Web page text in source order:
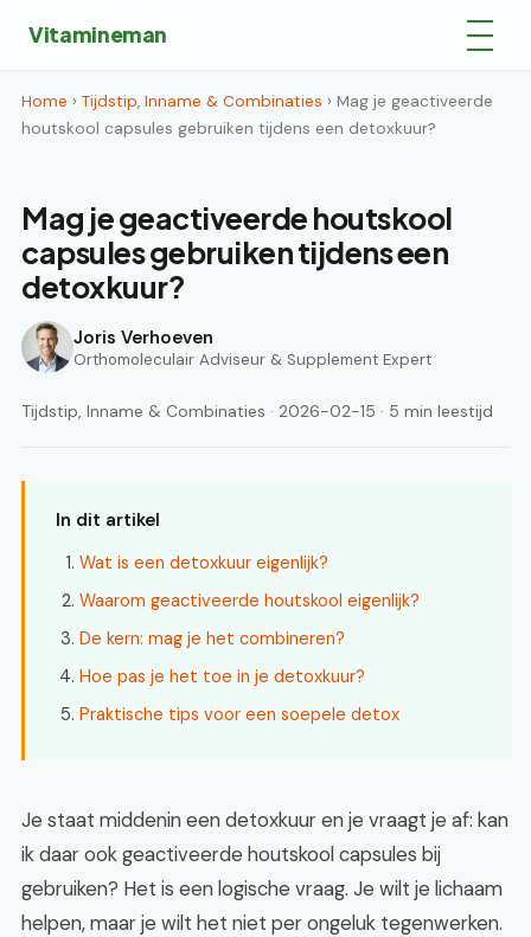
Vitamineman
Home › Tijdstip, Inname & Combinaties › Mag je geactiveerde
houtskool capsules gebruiken tijdens een detoxkuur?
Mag je geactiveerde houtskool
capsules gebruiken tijdens een
detoxkuur?
Joris Verhoeven
Orthomoleculair Adviseur & Supplement Expert
Tijdstip, Inname & Combinaties · 2026-02-15 · 5 min leestijd
In dit artikel
Wat is een detoxkuur eigenlijk?
Waarom geactiveerde houtskool eigenlijk?
De kern: mag je het combineren?
Hoe pas je het toe in je detoxkuur?
Praktische tips voor een soepele detox
Je staat middenin een detoxkuur en je vraagt je af: kan
ik daar ook geactiveerde houtskool capsules bij
gebruiken? Het is een logische vraag. Je wilt je lichaam
helpen, maar je wilt het niet per ongeluk tegenwerken.